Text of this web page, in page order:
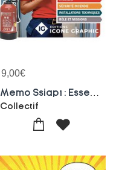
9,00€
Collectif